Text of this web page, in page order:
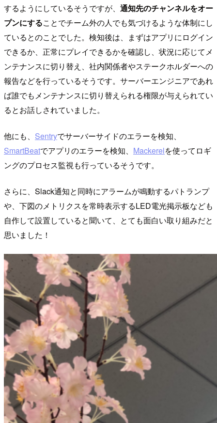
するようにしているそうですが、 通知先のチャンネルをオー
プンにすることでチーム外の人でも気づけるような体制にし
ているとのことでした。検知後は、まずはアプリにログイン
できるか、正常にプレイできるかを確認し、状況に応じてメ
ンテナンスに切り替え、社内関係者やステークホルダーへの
報告などを行っているそうです。サーバーエンジニアであれ
ば誰でもメンテナンスに切り替えられる権限が与えられてい
るとお話しされていました。
他にも、 Sentryでサーバーサイドのエラーを検知、
SmartBeatでアプリのエラーを検知、 Mackerelを使ってロギ
ングのプロセス監視も行っているそうです。
さらに、Slack通知と同時にアラームが鳴動するパトランプ
や、下図のメトリクスを常時表示するLED電光掲示板なども
自作して設置していると聞いて、とても面白い取り組みだと
思いました！